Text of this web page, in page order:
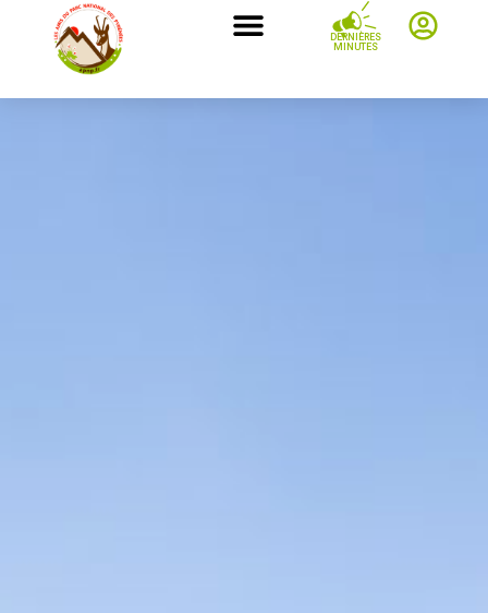
DERNIÈRES
MINUTES